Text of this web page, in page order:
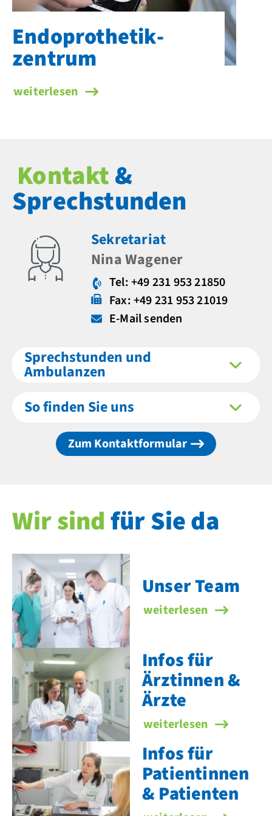
Endoprothetik­
zentrum
weiterlesen
Kontakt&
Sprechstunden
Sekretariat
Nina Wagener
Tel: +49 231 953 21850
Fax: +49 231 953 21019
E-Mail senden
Sprechstunden und
Ambulanzen
So finden Sie uns
Zum Kontaktformular
Wir sindfür Sie da
Unser Team
Unser Team
weiterlesen
Infos für
Ärztinnen &
Ärzte
Infos für Ärztinnen &
weiterlesen
Infos für
Patientinnen
& Patienten